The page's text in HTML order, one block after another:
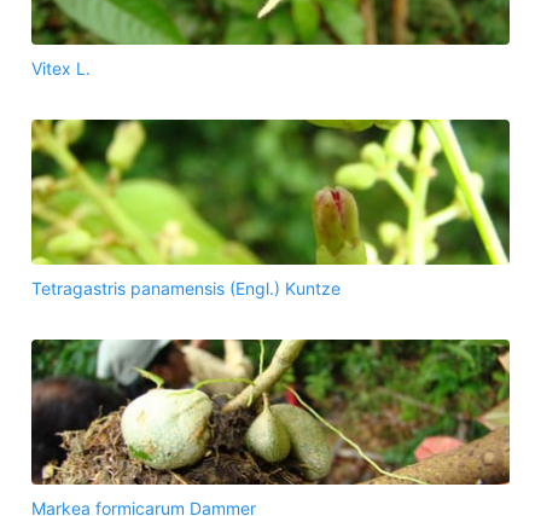
Vitex L.
Tetragastris panamensis (Engl.) Kuntze
Markea formicarum Dammer